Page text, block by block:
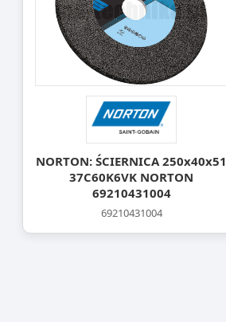
NORTON: ŚCIERNICA 250x40x51
37C60K6VK NORTON
69210431004
69210431004